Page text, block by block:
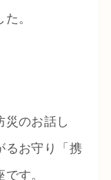
。
災のお話し
るお守り「携
す。